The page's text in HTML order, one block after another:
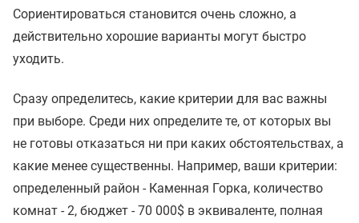
Сориентироваться становится очень сложно, а
действительно хорошие варианты могут быстро
уходить.
Сразу определитесь, какие критерии для вас важны
при выборе. Среди них определите те, от которых вы
не готовы отказаться ни при каких обстоятельствах, а
какие менее существенны. Например, ваши критерии:
определенный район - Каменная Горка, количество
комнат - 2, бюджет - 70 000$ в эквиваленте, полная